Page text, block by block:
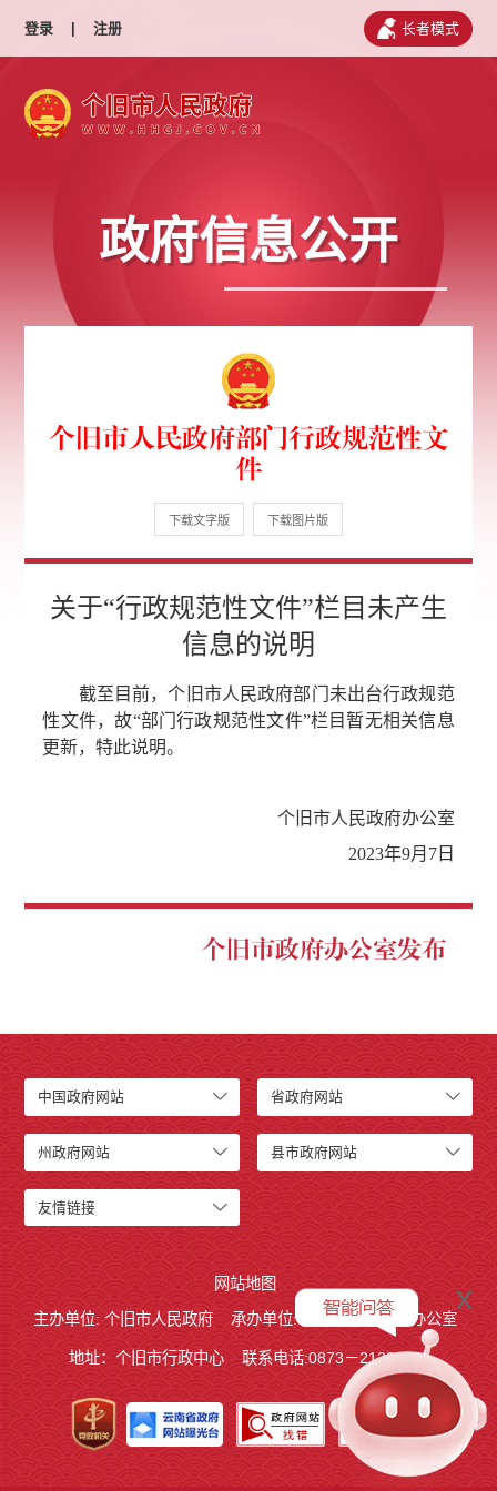
登录 | 注册 长者模式
政府信息公开
个旧市人民政府部门行政规范性文
件
下载文字版 下载图片版
关于“行政规范性文件”栏目未产生
信息的说明
截至目前，个旧市人民政府部门未出台行政规范
性文件，故“部门行政规范性文件”栏目暂无相关信息
更新，特此说明。
个旧市人民政府办公室
2023年9月7日
个旧市政府办公室发布
中国政府网站 省政府网站
州政府网站 县市政府网站
友情链接
网站地图
主办单位: 个旧市人民政府
承办单位: 个旧市人民政府办公室
地址：个旧市行政中心 联系电话:0873－2123215
x